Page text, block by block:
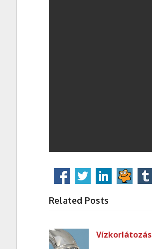
Related Posts
Vízkorlátozás